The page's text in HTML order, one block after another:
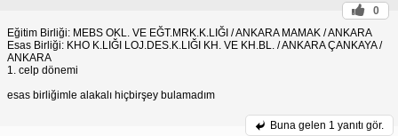
0
Eğitim Birliği: MEBS OKL. VE EĞT.MRK.K.LIĞI / ANKARA MAMAK / ANKARA
Esas Birliği: KHO K.LIĞI LOJ.DES.K.LIĞI KH. VE KH.BL. / ANKARA ÇANKAYA /
ANKARA
1. celp dönemi
esas birliğimle alakalı hiçbirşey bulamadım
Buna gelen 1 yanıtı gör.